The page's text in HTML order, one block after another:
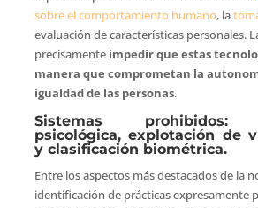
sobre el comportamiento humano, la
evaluación de características personales.
precisamente impedir que estas
manera que comprometan la
igualdad de las personas.
Sistemas prohibidos:
psicológica, explotación de
y clasificación biométrica.
Entre los aspectos más destacados de la
identificación de prácticas expresamente